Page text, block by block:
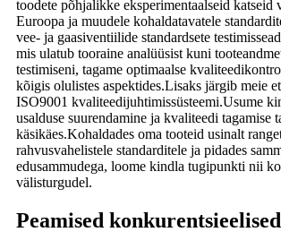
toodete põhjalikke eksperimentaalseid katseid
Euroopa ja muudele kohaldatavatele
vee- ja gaasiventiilide standardsete
mis ulatub tooraine analüüsist kuni
testimiseni, tagame optimaalse
kõigis olulistes aspektides.Lisaks järgib meie
ISO9001 kvaliteedijuhtimissüsteemi.Usume
usalduse suurendamine ja kvaliteedi tagamise
käsikäes.Kohaldades oma tooteid usinalt
rahvusvahelistele standarditele ja pidades
edusammudega, loome kindla tugipunkti nii
välisturgudel.
Peamised konkurentsieelised